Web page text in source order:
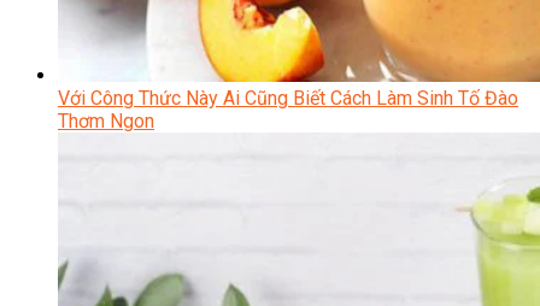
Với Công Thức Này Ai Cũng Biết Cách Làm Sinh Tố Đào
Thơm Ngon